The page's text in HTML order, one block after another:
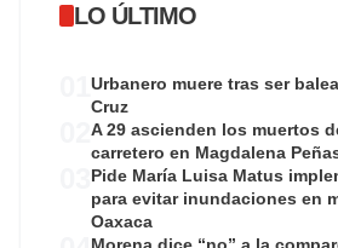
LO ÚLTIMO
Urbanero muere tras ser
Cruz
A 29 ascienden los muertos
carretero en Magdalena
Pide María Luisa Matus
para evitar inundaciones en
Oaxaca